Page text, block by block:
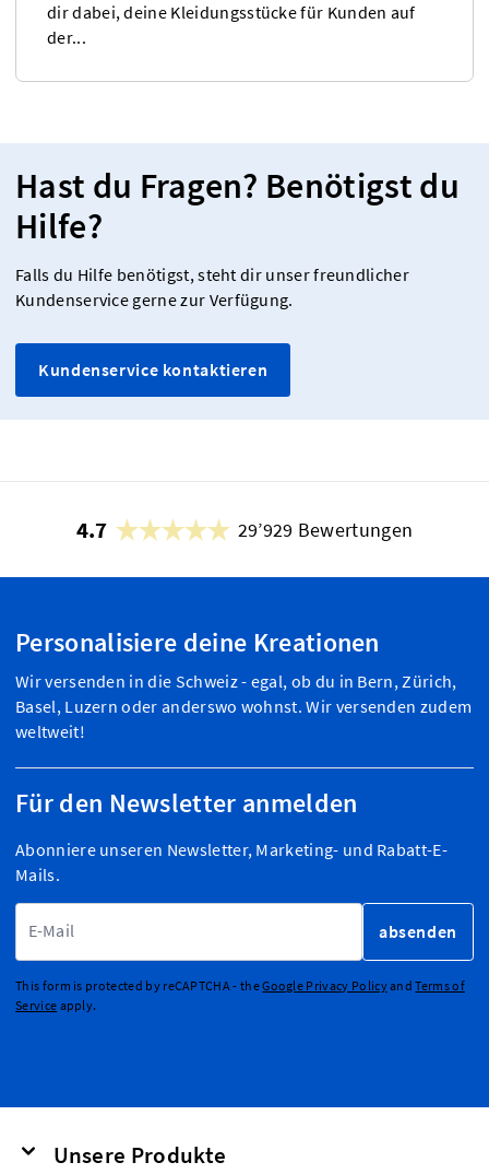
dir dabei, deine Kleidungsstücke für Kunden auf
der...
Hast du Fragen? Benötigst du
Hilfe?
Falls du Hilfe benötigst, steht dir unser freundlicher
Kundenservice gerne zur Verfügung.
Kundenservice kontaktieren
4.7 29’929 Bewertungen
Personalisiere deine Kreationen
Wir versenden in die Schweiz - egal, ob du in Bern, Zürich,
Basel, Luzern oder anderswo wohnst. Wir versenden zudem
weltweit!
Für den Newsletter anmelden
Abonniere unseren Newsletter, Marketing- und Rabatt-E-
Mails.
absenden
This form is protected by reCAPTCHA - theGoogle Privacy PolicyandTerms of
Service apply.
Unsere Produkte